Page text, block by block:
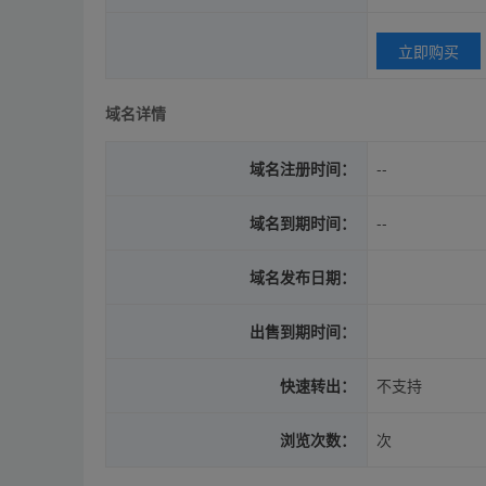
立即购买
域名详情
域名注册时间： --
域名到期时间： --
域名发布日期：
出售到期时间：
快速转出： 不支持
浏览次数： 次